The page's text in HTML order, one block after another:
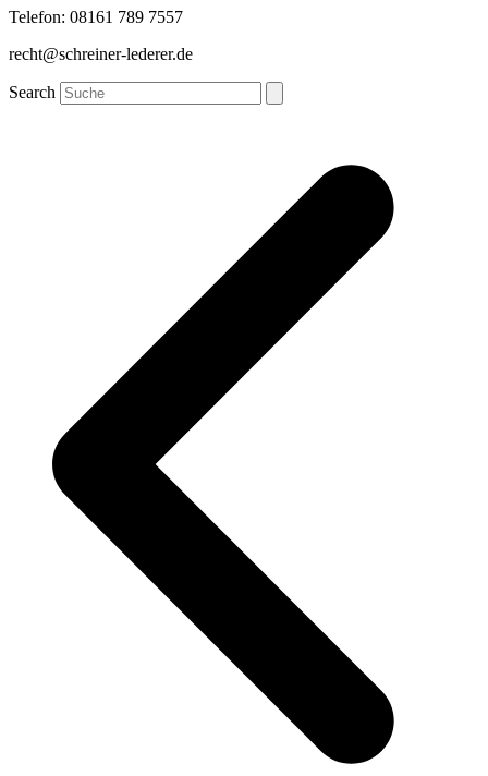
Telefon: 08161 789 7557
recht@schreiner-lederer.de
Search